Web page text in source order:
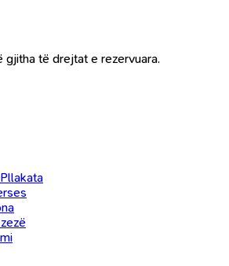
të drejtat e rezervuara.